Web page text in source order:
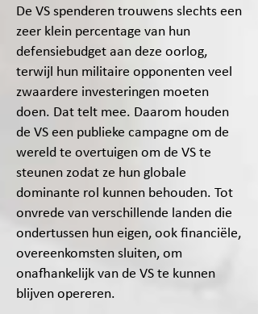
De VS spenderen trouwens slechts een
zeer klein percentage van hun
defensiebudget aan deze oorlog,
terwijl hun militaire opponenten veel
zwaardere investeringen moeten
doen. Dat telt mee. Daarom houden
de VS een publieke campagne om de
wereld te overtuigen om de VS te
steunen zodat ze hun globale
dominante rol kunnen behouden. Tot
onvrede van verschillende landen die
ondertussen hun eigen, ook financiële,
overeenkomsten sluiten, om
onafhankelijk van de VS te kunnen
blijven opereren.